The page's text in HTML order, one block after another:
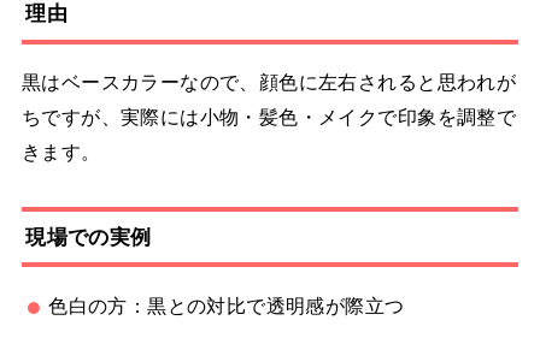
理由
黒はベースカラーなので、顔色に左右されると思われが
ちですが、実際には小物・髪色・メイクで印象を調整で
きます。
現場での実例
色白の方：黒との対比で透明感が際立つ